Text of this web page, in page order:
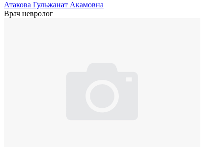
Атакова Гульжанат Акамовна
Врач невролог